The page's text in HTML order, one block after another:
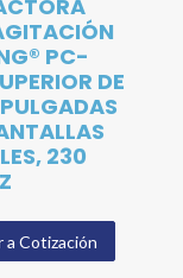
PC-
DE
230
a Cotización